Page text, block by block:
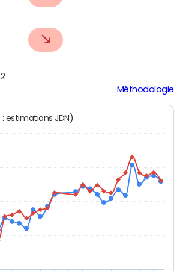
Méthodologie
: estimations JDN)